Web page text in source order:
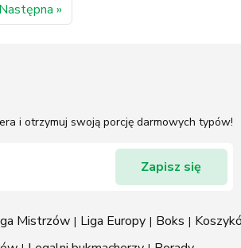
Następna »
i otrzymuj swoją porcję darmowych typów!
Mistrzów Liga Europy Boks